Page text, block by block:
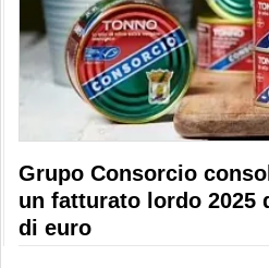
Grupo Consorcio
un fatturato lordo 2025
di euro